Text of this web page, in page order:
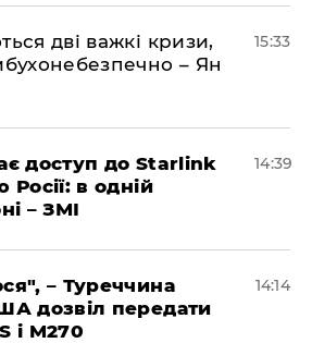
дві важкі кризи,
– Ян
15:33
доступ до Starlink
Росії: в одній
– ЗМІ
14:39
– Туреччина
дозвіл передати
і M270
14:14